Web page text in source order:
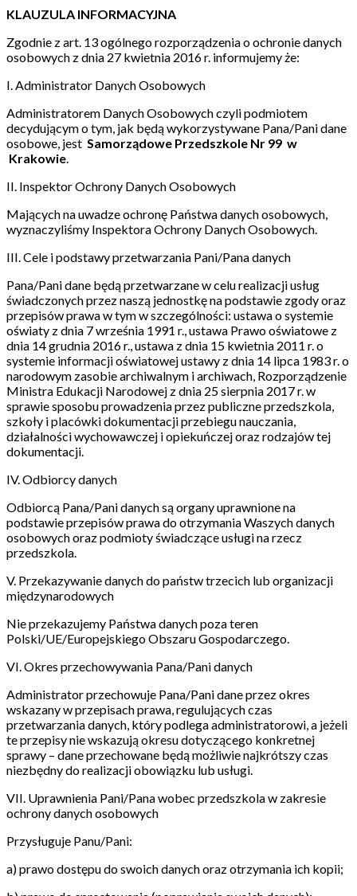
KLAUZULA INFORMACYJNA
Zgodnie z art. 13 ogólnego rozporządzenia o ochronie danych
osobowych z dnia 27 kwietnia 2016 r. informujemy że:
I. Administrator Danych Osobowych
Administratorem Danych Osobowych czyli podmiotem
decydującym o tym, jak będą wykorzystywane Pana/Pani dane
osobowe, jest Samorządowe Przedszkole Nr 99 w
Krakowie.
II. Inspektor Ochrony Danych Osobowych
Mających na uwadze ochronę Państwa danych osobowych,
wyznaczyliśmy Inspektora Ochrony Danych Osobowych.
III. Cele i podstawy przetwarzania Pani/Pana danych
Pana/Pani dane będą przetwarzane w celu realizacji usług
świadczonych przez naszą jednostkę na podstawie zgody oraz
przepisów prawa w tym w szczególności: ustawa o systemie
oświaty z dnia 7 września 1991 r., ustawa Prawo oświatowe z
dnia 14 grudnia 2016 r., ustawa z dnia 15 kwietnia 2011 r. o
systemie informacji oświatowej ustawy z dnia 14 lipca 1983 r. o
narodowym zasobie archiwalnym i archiwach, Rozporządzenie
Ministra Edukacji Narodowej z dnia 25 sierpnia 2017 r. w
sprawie sposobu prowadzenia przez publiczne przedszkola,
szkoły i placówki dokumentacji przebiegu nauczania,
działalności wychowawczej i opiekuńczej oraz rodzajów tej
dokumentacji.
IV. Odbiorcy danych
Odbiorcą Pana/Pani danych są organy uprawnione na
podstawie przepisów prawa do otrzymania Waszych danych
osobowych oraz podmioty świadczące usługi na rzecz
przedszkola.
V. Przekazywanie danych do państw trzecich lub organizacji
międzynarodowych
Nie przekazujemy Państwa danych poza teren
Polski/UE/Europejskiego Obszaru Gospodarczego.
VI. Okres przechowywania Pana/Pani danych
Administrator przechowuje Pana/Pani dane przez okres
wskazany w przepisach prawa, regulujących czas
przetwarzania danych, który podlega administratorowi, a jeżeli
te przepisy nie wskazują okresu dotyczącego konkretnej
sprawy – dane przechowane będą możliwie najkrótszy czas
niezbędny do realizacji obowiązku lub usługi.
VII. Uprawnienia Pani/Pana wobec przedszkola w zakresie
ochrony danych osobowych
Przysługuje Panu/Pani:
a) prawo dostępu do swoich danych oraz otrzymania ich kopii;